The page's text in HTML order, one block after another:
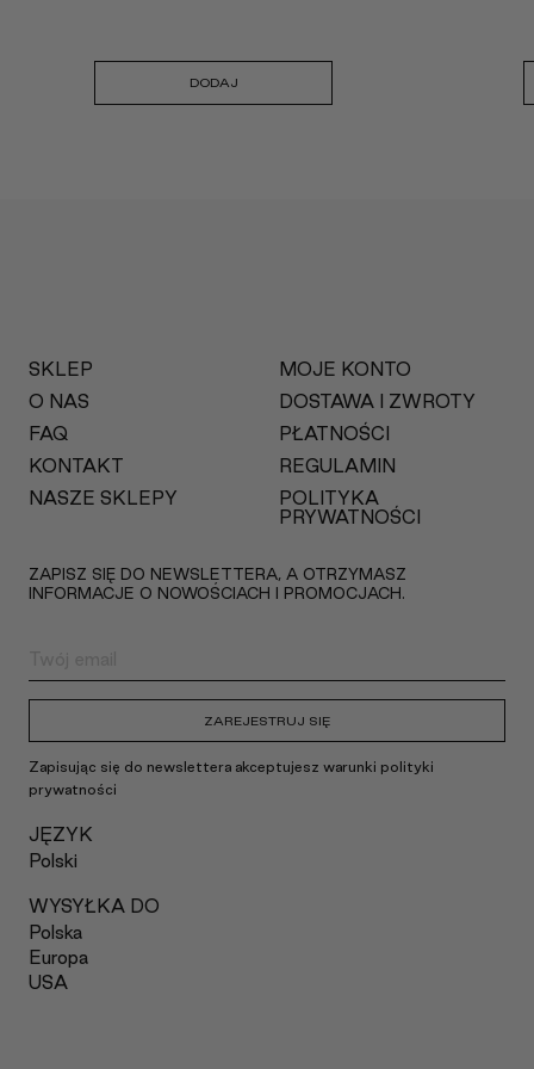
DODAJ
SKLEP
O NAS
FAQ
KONTAKT
NASZE SKLEPY
MOJE KONTO
DOSTAWA I ZWROTY
PŁATNOŚCI
REGULAMIN
POLITYKA
PRYWATNOŚCI
ZAPISZ SIĘ DO NEWSLETTERA, A OTRZYMASZ
INFORMACJE O NOWOŚCIACH I PROMOCJACH.
ZAREJESTRUJ SIĘ
Zapisując się do newslettera akceptujesz warunki polityki
prywatności
JĘZYK
Polski
WYSYŁKA DO
Polska
Europa
USA